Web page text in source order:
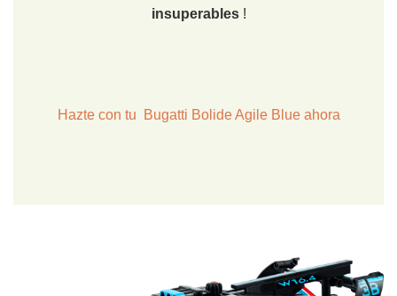
insuperables!
Hazte con tu Bugatti Bolide Agile Blue ahora